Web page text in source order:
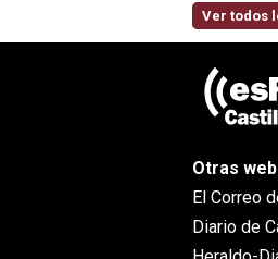
Ver todos
Otras
El Correo
Diario de